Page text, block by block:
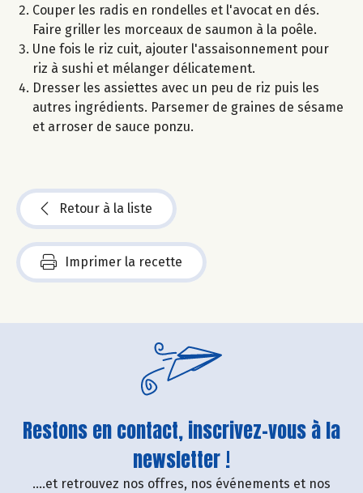
Couper les radis en rondelles et l'avocat en dés.
Faire griller les morceaux de saumon à la poêle.
Une fois le riz cuit, ajouter l'assaisonnement pour
riz à sushi et mélanger délicatement.
Dresser les assiettes avec un peu de riz puis les
autres ingrédients. Parsemer de graines de sésame
et arroser de sauce ponzu.
Retour à la liste
Imprimer la recette
Restons en contact, inscrivez-vous à la
newsletter !
....et retrouvez nos offres, nos événements et nos